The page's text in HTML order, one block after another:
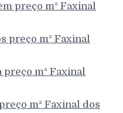
preço m² Faxinal
preço m² Faxinal
m² Faxinal
m² Faxinal dos